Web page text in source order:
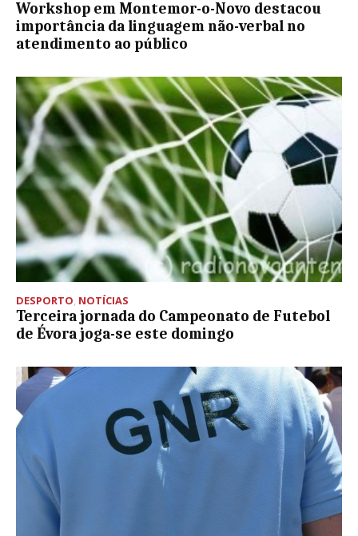
Workshop em Montemor-o-Novo destacou
importância da linguagem não-verbal no
atendimento ao público
DESPORTO, NOTÍCIAS
Terceira jornada do Campeonato de Futebol
de Évora joga-se este domingo